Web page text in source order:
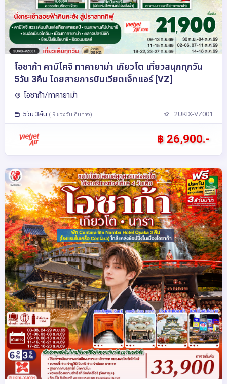
โอซาก้า คามิโคจิ ทาคายาม่า เกียวโต เที่ยวสนุกทุกวัน
5วัน 3คืน โดยสายการบินเวียตเจ็ทแอร์ [VZ]
โอซาก้า/ทาคายาม่า
5วัน 3คืน ( 9 ช่วงวันเดินทาง) : 2UKIX-VZ001
฿ 26,900.-